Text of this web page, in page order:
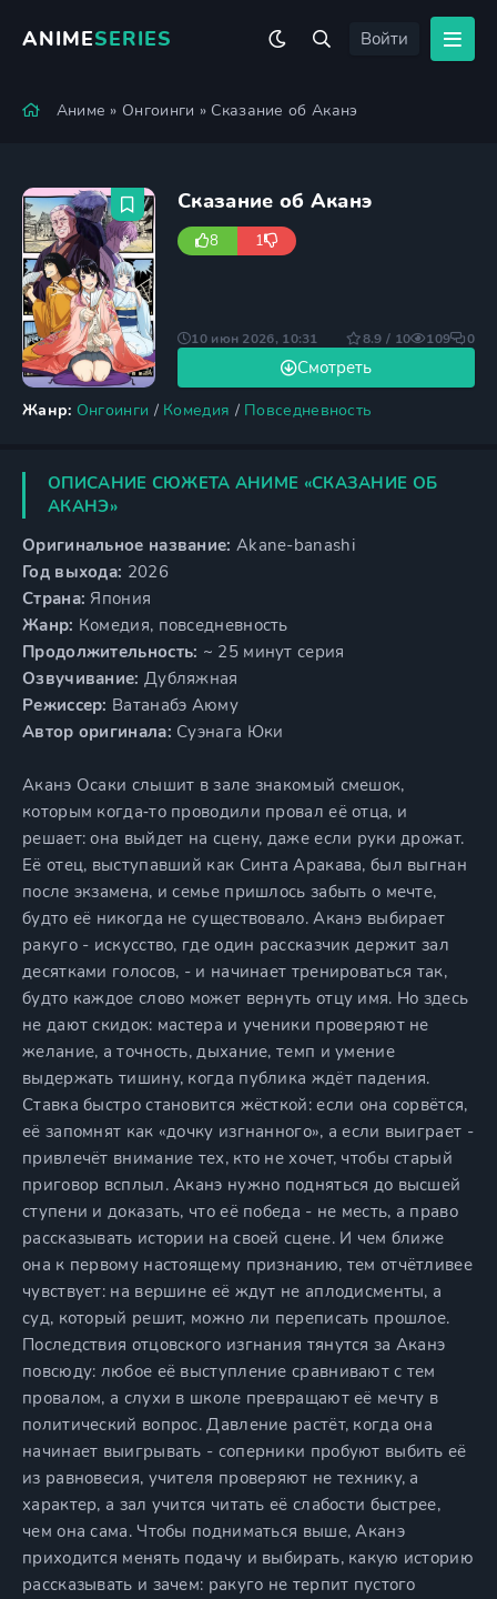
ANIMESERIES Войти
Аниме » Онгоинги » Сказание об Аканэ
Сказание об Аканэ
8 1
Жанр: Онгоинги / Комедия / Повседневность
Смотреть
10 июн 2026, 10:31 8.9 / 10 109 0
ОПИСАНИЕ СЮЖЕТА АНИМЕ «СКАЗАНИЕ ОБ
АКАНЭ»
Оригинальное название: Akane-banashi
Год выхода: 2026
Страна: Япония
Жанр: Комедия, повседневность
Продолжительность: ~ 25 минут серия
Озвучивание: Дубляжная
Режиссер: Ватанабэ Аюму
Автор оригинала: Суэнага Юки
Аканэ Осаки слышит в зале знакомый смешок,
которым когда‑то проводили провал её отца, и
решает: она выйдет на сцену, даже если руки дрожат.
Её отец, выступавший как Синта Аракава, был выгнан
после экзамена, и семье пришлось забыть о мечте,
будто её никогда не существовало. Аканэ выбирает
ракуго - искусство, где один рассказчик держит зал
десятками голосов, - и начинает тренироваться так,
будто каждое слово может вернуть отцу имя. Но здесь
не дают скидок: мастера и ученики проверяют не
желание, а точность, дыхание, темп и умение
выдержать тишину, когда публика ждёт падения.
Ставка быстро становится жёсткой: если она сорвётся,
её запомнят как «дочку изгнанного», а если выиграет -
привлечёт внимание тех, кто не хочет, чтобы старый
приговор всплыл. Аканэ нужно подняться до высшей
ступени и доказать, что её победа - не месть, а право
рассказывать истории на своей сцене. И чем ближе
она к первому настоящему признанию, тем отчётливее
чувствует: на вершине её ждут не аплодисменты, а
суд, который решит, можно ли переписать прошлое.
Последствия отцовского изгнания тянутся за Аканэ
повсюду: любое её выступление сравнивают с тем
провалом, а слухи в школе превращают её мечту в
политический вопрос. Давление растёт, когда она
начинает выигрывать - соперники пробуют выбить её
из равновесия, учителя проверяют не технику, а
характер, а зал учится читать её слабости быстрее,
чем она сама. Чтобы подниматься выше, Аканэ
приходится менять подачу и выбирать, какую историю
рассказывать и зачем: ракуго не терпит пустого